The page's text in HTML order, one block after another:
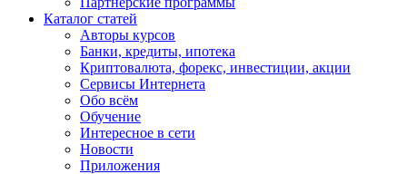
Каталог статей
Авторы курсов
Банки, кредиты, ипотека
Криптовалюта, форекс, инвестиции, акции
Сервисы Интернета
Обо всём
Обучение
Интересное в сети
Новости
Приложения